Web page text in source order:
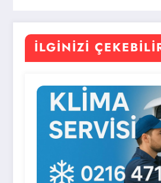
İLGINIZI